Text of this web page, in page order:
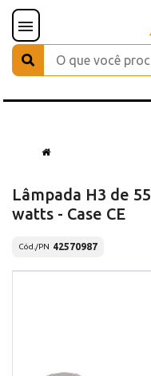
Lâmpada H3 de 55
watts - Case CE
Cód./PN 42570987